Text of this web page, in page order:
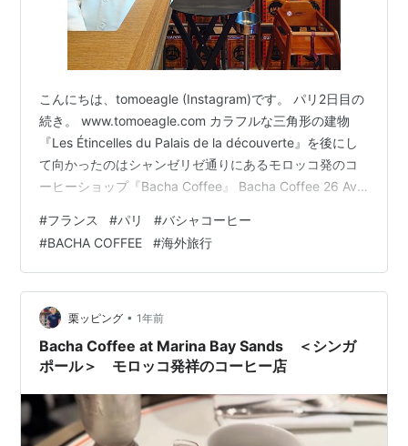
こんにちは、tomoeagle (Instagram)です。 パリ2日目の
続き。 www.tomoeagle.com カラフルな三角形の建物
『Les Étincelles du Palais de la découverte』を後にし
て向かったのはシャンゼリゼ通りにあるモロッコ発のコ
ーヒーショップ『Bacha Coffee』 Bacha Coffee 26 Av.
マラケシュで創業したバシャコーヒーは、35カ国以上か
ら集めた200種類以上のアラビカコーヒーを提供するコ
ーヒーハウス。 先月モロッコのマラケシュ…
#フランス #パリ #バシャコーヒー
#BACHA COFFEE #海外旅行
栗ッピング • 1年前
Bacha Coffee at Marina Bay Sands ＜シンガ
ポール＞ モロッコ発祥のコーヒー店